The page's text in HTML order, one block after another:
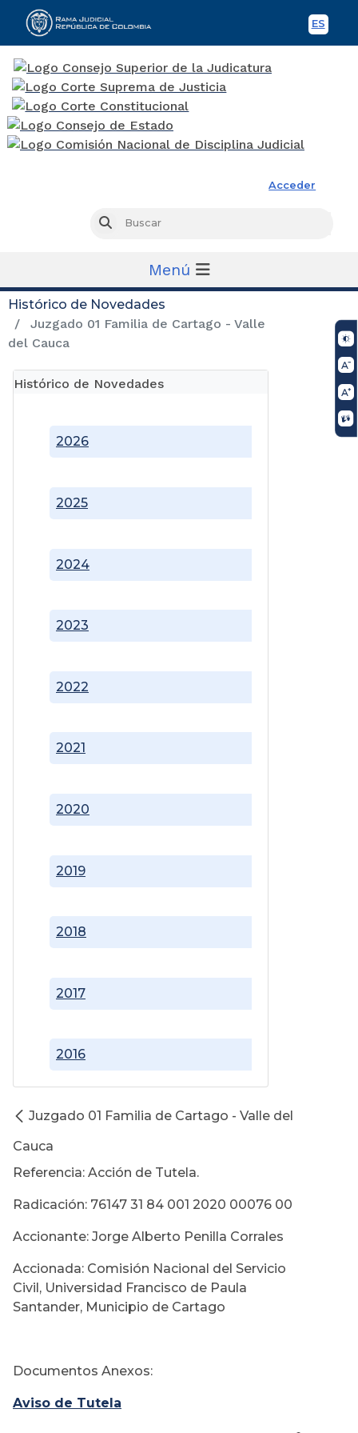
ES
Acceder
Buscar
Menú
Histórico de Novedades
Juzgado 01 Familia de Cartago - Valle
del Cauca
Histórico de Novedades
2016
2017
2018
2019
2020
2021
2022
2023
2024
2025
2026
Juzgado 01 Familia de Cartago - Valle del
Cauca
Referencia: Acción de Tutela.
Radicación: 76147 31 84 001 2020 00076 00
Accionante: Jorge Alberto Penilla Corrales
Accionada: Comisión Nacional del Servicio
Civil, Universidad Francisco de Paula
Santander, Municipio de Cartago
Documentos Anexos:
Aviso de Tutela